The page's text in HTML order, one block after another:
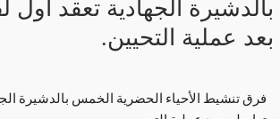
بالدشيرة الجهادية تعقد أول
بعد عملية التحيين.
فرق تنشيط الأحياء الحضرية الخمس بالدشيرة